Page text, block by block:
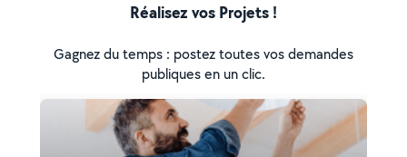
Réalisez vos Projets !
Gagnez du temps : postez toutes vos demandes
publiques en un clic.